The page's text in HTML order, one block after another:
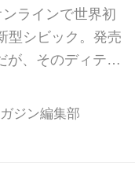
も予定
ラインで世界初
型シビック。発売
が、そのディテー
。
ジン編集部